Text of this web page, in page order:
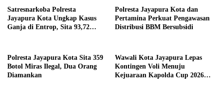
Satresnarkoba Polresta
Jayapura Kota Ungkap Kasus
Ganja di Entrop, Sita 93,72
Polresta Jayapura Kota dan
Pertamina Perkuat Pengawasan
Distribusi BBM Bersubsidi
Polresta Jayapura Kota Sita 359
Botol Miras Ilegal, Dua Orang
Diamankan
Wawali Kota Jayapura Lepas
Kontingen Voli Menuju
Kejuaraan Kapolda Cup 2026